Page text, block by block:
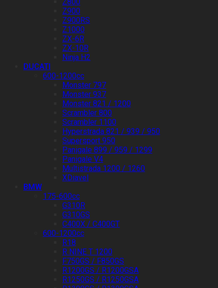
Z900
Z900RS
Z1000
ZX-6R
ZX-10R
Ninja H2
DUCATI
600-1200cc
Monster 797
Monster 937
Monster 821 / 1200
Scrambler 800
Scrambler 1100
Hyperstrada 821 / 939 / 950
Supersport 950
Panigale 899 / 959 / 1299
Panigale V4
Multistrada 1200 / 1260
XDiavel
BMW
175-600cc
G310R
G310GS
C400X / C400GT
600-1200cc
R18
R NINE T 1200
F750GS / F850GS
R1200GS / R1200GSA
R1250GS / R1250GSA